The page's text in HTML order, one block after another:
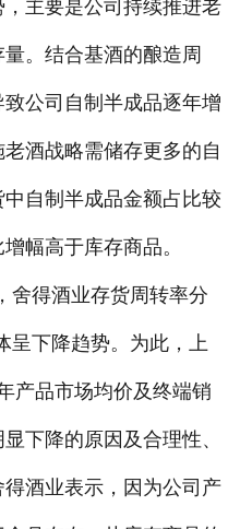
主要是公司持续推进老
。结合基酒的酿造周
公司自制半成品逐年增
酒战略需储存更多的自
自制半成品金额占比较
幅高于库存商品。
得酒业存货周转率分
呈下降趋势。为此，上
产品市场均价及终端销
下降的原因及合理性、
酒业表示，因为公司产